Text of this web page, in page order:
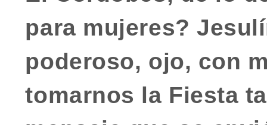
para mujeres?
poderoso, ojo, con
tomarnos la Fiesta